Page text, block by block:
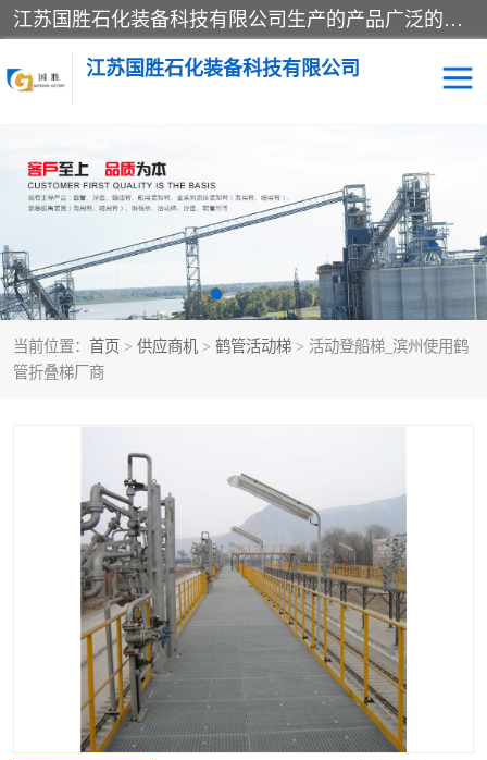
江苏国胜石化装备科技有限公司生产的产品广泛的应用于石油、石化等行业中，产品种类齐全，其中包括装卸鹤管、汽车鹤管、火车鹤管、装车鹤管、卸车鹤管、上装鹤管、下装鹤管、lng鹤管、发油鹤管、液氨鹤管、液化气鹤管等，我们生产的产品质量上乘，价格实惠，服务好，买鹤管就到国胜石化装备！
江苏国胜石化装备科技有限公司
当前位置： 首页 > 供应商机 > 鹤管活动梯 > 活动登船梯_滨州使用鹤
管折叠梯厂商
输油臂 鹤管活动梯